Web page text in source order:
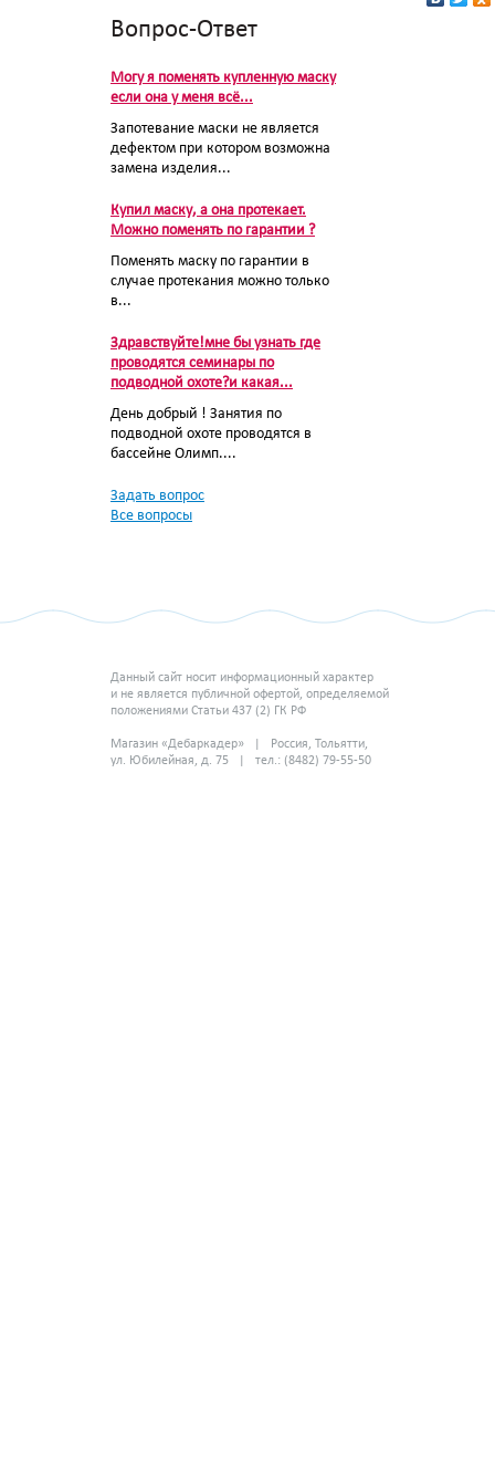
Вопрос-Ответ
Могу я поменять купленную маску
если она у меня всё...
Запотевание маски не является
дефектом при котором возможна
замена изделия...
Купил маску, а она протекает.
Можно поменять по гарантии ?
Поменять маску по гарантии в
случае протекания можно только
в...
Здравствуйте!мне бы узнать где
проводятся семинары по
подводной охоте?и какая...
День добрый ! Занятия по
подводной охоте проводятся в
бассейне Олимп....
Задать вопрос
Все вопросы
Данный сайт носит информационный характер
и не является публичной офертой, определяемой
положениями Статьи 437 (2) ГК РФ
Магазин «Дебаркадер» | Россия, Тольятти,
ул. Юбилейная, д. 75 | тел.: (8482) 79-55-50